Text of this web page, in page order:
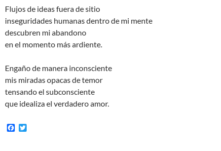
Flujos de ideas fuera de sitio
inseguridades humanas dentro de mi mente
descubren mi abandono
en el momento más ardiente.
Engaño de manera inconsciente
mis miradas opacas de temor
tensando el subconsciente
que idealiza el verdadero amor.
F